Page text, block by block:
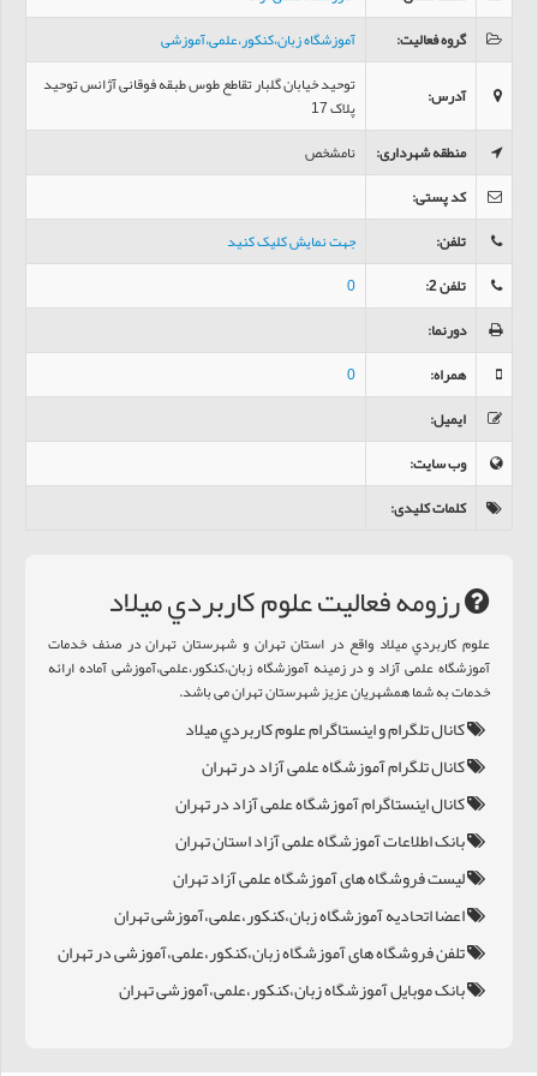
گروه فعالیت:
آموزشگاه زبان،کنکور،علمی،آموزشی
آدرس:
توحید خیابان گلبار تقاطع طوس طبقه فوقانی آژانس توحید
پلاک 17
منطقه شهرداری:
نامشخص
کد پستی:
تلفن:
جهت نمایش کلیک کنید
تلفن 2 :
0
دورنما:
همراه:
0
ایمیل:
وب سایت:
کلمات کلیدی:
رزومه فعالیت علوم کاربردي ميلاد
علوم کاربردي ميلاد واقع در استان تهران و شهرستان تهران در صنف خدمات
آموزشگاه علمی آزاد و در زمینه آموزشگاه زبان،کنکور،علمی،آموزشی آماده ارائه
خدمات به شما همشهریان عزیز شهرستان تهران می باشد.
کانال تلگرام و اینستاگرام علوم کاربردي ميلاد
کانال تلگرام آموزشگاه علمی آزاد در تهران
کانال اینستاگرام آموزشگاه علمی آزاد در تهران
بانک اطلاعات آموزشگاه علمی آزاد استان تهران
لیست فروشگاه های آموزشگاه علمی آزاد تهران
اعضا اتحادیه آموزشگاه زبان،کنکور،علمی،آموزشی تهران
تلفن فروشگاه های آموزشگاه زبان،کنکور،علمی،آموزشی در تهران
بانک موبایل آموزشگاه زبان،کنکور،علمی،آموزشی تهران